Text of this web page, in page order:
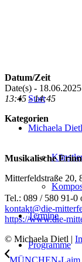
Start
Michaela Dietl
Termine
Programme
Datum/Zeit
Date(s) - 18.06.2025
13:45 - 14:45
Kategorien
Musikalische
Mitterfeldstraße 20,
Tel.: 089 / 580 91-0
kontakt@die-
https://www.die-
© Michaela Dietl |
MÜNCHEN-Laim